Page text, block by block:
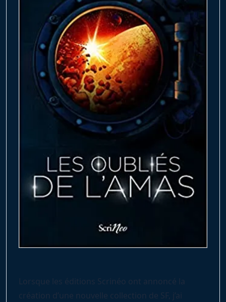
Lorsque les éditions Scrinéo ont annoncé la
création d’une nouvelle collection de SF, j’ai